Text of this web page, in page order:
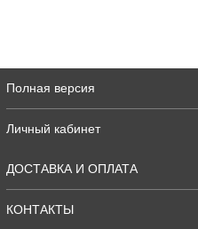
Полная версия
Личный кабинет
ДОСТАВКА И ОПЛАТА
КОНТАКТЫ